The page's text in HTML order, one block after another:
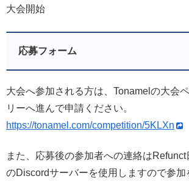
大会開始
応募フォーム
大会へ参加される方は、Tonamelの大会
リーへ進んで申請ください。
https://tonamel.com/competition/5KLXn
また、応募後の参加者への連絡はRefunct
のDiscordサーバーを使用しますので参加